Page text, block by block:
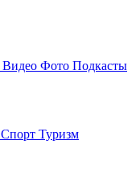
Видео Фото Подкасты
Спорт Туризм